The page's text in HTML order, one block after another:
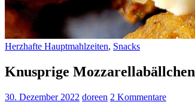
Herzhafte Hauptmahlzeiten, Snacks
Knusprige Mozzarellabällchen
30. Dezember 2022 doreen 2 Kommentare